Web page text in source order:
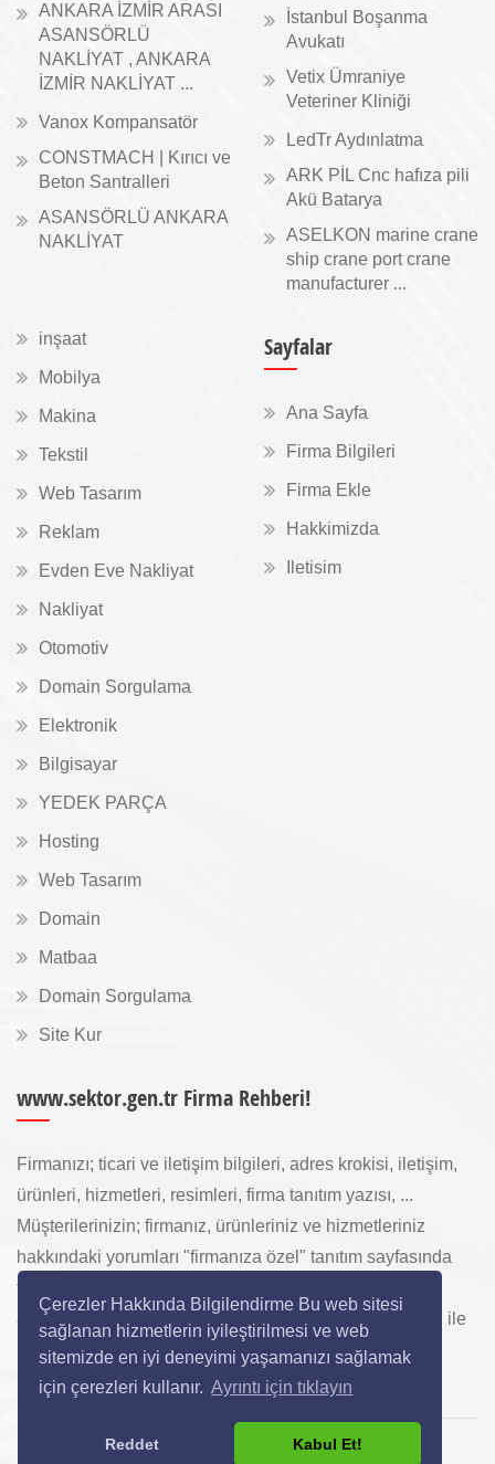
Çerezler Hakkında Bilgilendirme Bu web sitesi
sağlanan hizmetlerin iyileştirilmesi ve web
sitemizde en iyi deneyimi yaşamanızı sağlamak
için çerezleri kullanır. Ayrıntı için tıklayın
Reddet Kabul Et!
ANKARA İZMİR ARASI
ASANSÖRLÜ
NAKLİYAT , ANKARA
İZMİR NAKLİYAT ...
Vanox Kompansatör
CONSTMACH | Kırıcı ve
Beton Santralleri
ASANSÖRLÜ ANKARA
NAKLİYAT
İstanbul Boşanma
Avukatı
Vetix Ümraniye
Veteriner Kliniği
LedTr Aydınlatma
ARK PİL Cnc hafıza pili
Akü Batarya
ASELKON marine crane
ship crane port crane
manufacturer ...
inşaat
Mobilya
Makina
Tekstil
Web Tasarım
Reklam
Evden Eve Nakliyat
Nakliyat
Otomotiv
Domain Sorgulama
Elektronik
Bilgisayar
YEDEK PARÇA
Hosting
Web Tasarım
Domain
Matbaa
Domain Sorgulama
Site Kur
Sayfalar
Ana Sayfa
Firma Bilgileri
Firma Ekle
Hakkimizda
Iletisim
www.sektor.gen.tr Firma Rehberi!
Firmanızı; ticari ve iletişim bilgileri, adres krokisi, iletişim,
ürünleri, hizmetleri, resimleri, firma tanıtım yazısı, ...
Müşterilerinizin; firmanız, ürünleriniz ve hizmetleriniz
hakkındaki yorumları "firmanıza özel" tanıtım sayfasında
toplanarak ürünlerinizi, hizmetlerinizi, internette "sizi
arayan" yeni müşterilerinize www.sektor.gen.tr aracılığı ile
ücretsiz gösterilir.